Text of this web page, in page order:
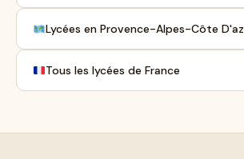
Lycées en Provence-Alpes-Côte
Tous les lycées de France